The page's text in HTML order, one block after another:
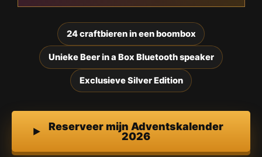
24 craftbieren in een boombox
Unieke Beer in a Box Bluetooth speaker
Exclusieve Silver Edition
Reserveer mijn Adventskalender
2026